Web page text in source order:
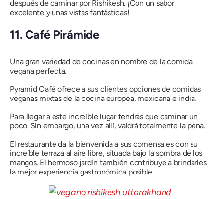
después de caminar por Rishikesh. ¡Con un sabor
excelente y unas vistas fantásticas!
11. Café Pirámide
Una gran variedad de cocinas en nombre de la comida
vegana perfecta.
Pyramid Café ofrece a sus clientes opciones de comidas
veganas mixtas de la cocina europea, mexicana e india.
Para llegar a este increíble lugar tendrás que caminar un
poco. Sin embargo, una vez allí, valdrá totalmente la pena.
El restaurante da la bienvenida a sus comensales con su
increíble terraza al aire libre, situada bajo la sombra de los
mangos. El hermoso jardín también contribuye a brindarles
la mejor experiencia gastronómica posible.